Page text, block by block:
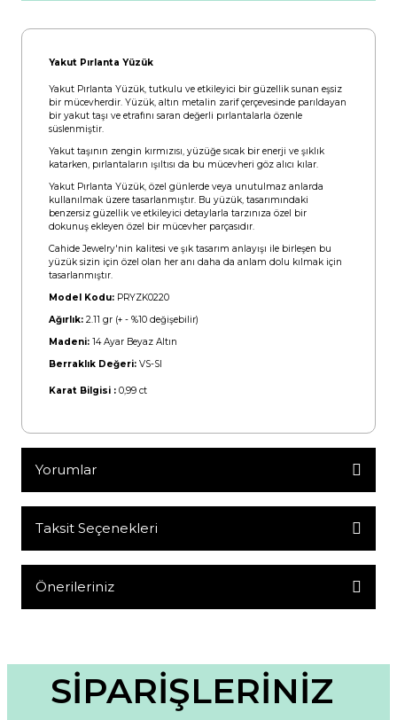
Yakut Pırlanta Yüzük
Yakut Pırlanta Yüzük, tutkulu ve etkileyici bir güzellik sunan eşsiz
bir mücevherdir. Yüzük, altın metalin zarif çerçevesinde parıldayan
bir yakut taşı ve etrafını saran değerli pırlantalarla özenle
süslenmiştir.
Yakut taşının zengin kırmızısı, yüzüğe sıcak bir enerji ve şıklık
katarken, pırlantaların ışıltısı da bu mücevheri göz alıcı kılar.
Yakut Pırlanta Yüzük, özel günlerde veya unutulmaz anlarda
kullanılmak üzere tasarlanmıştır. Bu yüzük, tasarımındaki
benzersiz güzellik ve etkileyici detaylarla tarzınıza özel bir
dokunuş ekleyen özel bir mücevher parçasıdır.
Cahide Jewelry'nin kalitesi ve şık tasarım anlayışı ile birleşen bu
yüzük sizin için özel olan her anı daha da anlam dolu kılmak için
tasarlanmıştır.
Model Kodu: PRYZK0220
Ağırlık: 2.11 gr (+ - %10 değişebilir)
Madeni: 14 Ayar Beyaz Altın
Berraklık Değeri: VS-SI
Karat Bilgisi : 0,99 ct
Yorumlar
Bu ürüne ilk yorumu siz yapın!
Taksit Seçenekleri
Önerileriniz
Görüş ve önerileriniz için teşekkür ederiz.
Ürün resmi kalitesiz, bozuk veya görüntülenemiyor.
SİPARİŞLERİNİZ